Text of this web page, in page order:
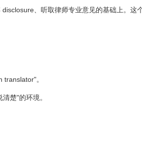
、听取律师专业意见的基础上。这
。
楚"的环境。